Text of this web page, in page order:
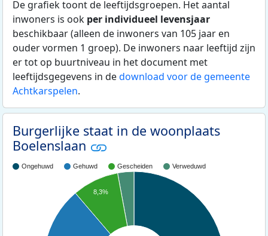
De grafiek toont de leeftijdsgroepen. Het aantal
inwoners is ook per individueel levensjaar
beschikbaar (alleen de inwoners van 105 jaar en
ouder vormen 1 groep). De inwoners naar leeftijd zijn
er tot op buurtniveau in het document met
leeftijdsgegevens in dedownload voor de gemeente
Achtkarspelen.
Burgerlijke staat in de woonplaats
Boelenslaan
Ongehuwd Gehuwd Gescheiden Verweduwd
8,3%